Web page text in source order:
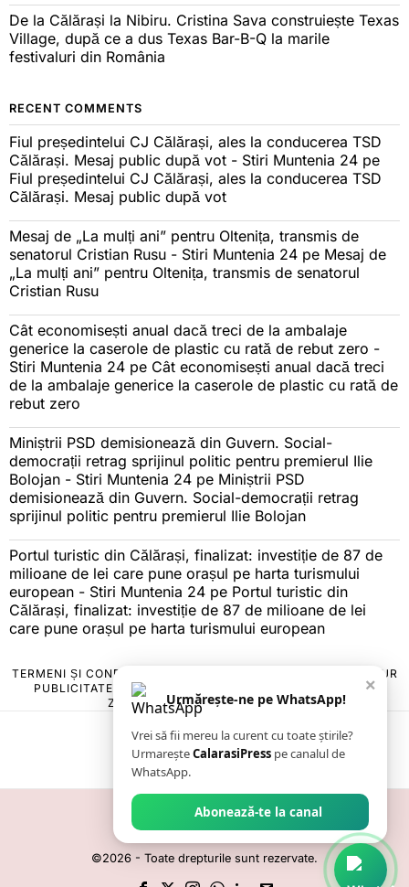
De la Călărași la Nibiru. Cristina Sava construiește Texas
Village, după ce a dus Texas Bar-B-Q la marile
festivaluri din România
RECENT COMMENTS
Fiul președintelui CJ Călărași, ales la conducerea TSD
Călărași. Mesaj public după vot - Stiri Muntenia 24 pe
Fiul președintelui CJ Călărași, ales la conducerea TSD
Călărași. Mesaj public după vot
Mesaj de „La mulți ani” pentru Oltenița, transmis de
senatorul Cristian Rusu - Stiri Muntenia 24 pe Mesaj de
„La mulți ani” pentru Oltenița, transmis de senatorul
Cristian Rusu
Cât economisești anual dacă treci de la ambalaje
generice la caserole de plastic cu rată de rebut zero -
Stiri Muntenia 24 pe Cât economisești anual dacă treci
de la ambalaje generice la caserole de plastic cu rată de
rebut zero
Miniștrii PSD demisionează din Guvern. Social-
democrații retrag sprijinul politic pentru premierul Ilie
Bolojan - Stiri Muntenia 24 pe Miniștrii PSD
demisionează din Guvern. Social-democrații retrag
sprijinul politic pentru premierul Ilie Bolojan
Portul turistic din Călărași, finalizat: investiție de 87 de
milioane de lei care pune orașul pe harta turismului
european - Stiri Muntenia 24 pe Portul turistic din
Călărași, finalizat: investiție de 87 de milioane de lei
care pune orașul pe harta turismului european
TERMENI ȘI CONDIȚII
POLITICA DE ANULARE & RETUR
PUBLICITATE ONLINE & TIPĂRITĂ
CONTACT
ZIARUL ANUNȚUL CĂLĂRĂȘEAN
©2026 - Toate drepturile sunt rezervate.
×
Urmărește-ne pe WhatsApp!
Vrei să fii mereu la curent cu toate știrile?
UrmareșteCalarasiPress pe canalul de
WhatsApp.
Abonează-te la canal